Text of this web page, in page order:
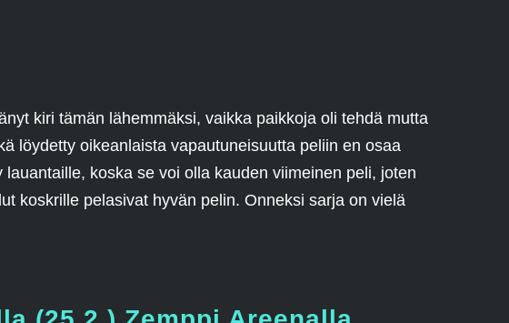
kiri tämän lähemmäksi, vaikka paikkoja oli tehdä mutta
löydetty oikeanlaista vapautuneisuutta peliin en osaa
koska se voi olla kauden viimeinen peli, joten
koskrille pelasivat hyvän pelin. Onneksi sarja on vielä